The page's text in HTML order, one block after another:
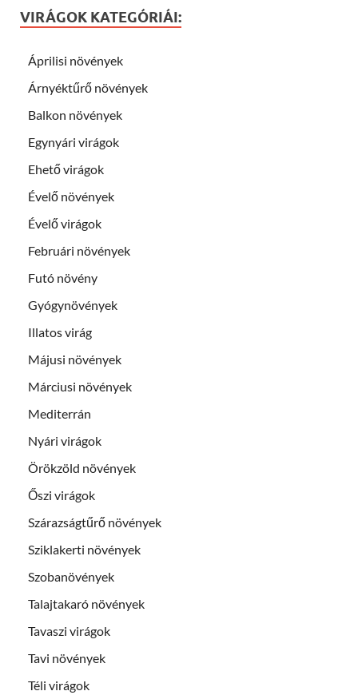
VIRÁGOK KATEGÓRIÁI:
Áprilisi növények
Árnyéktűrő növények
Balkon növények
Egynyári virágok
Ehető virágok
Évelő növények
Évelő virágok
Februári növények
Futó növény
Gyógynövények
Illatos virág
Májusi növények
Márciusi növények
Mediterrán
Nyári virágok
Örökzöld növények
Őszi virágok
Szárazságtűrő növények
Sziklakerti növények
Szobanövények
Talajtakaró növények
Tavaszi virágok
Tavi növények
Téli virágok